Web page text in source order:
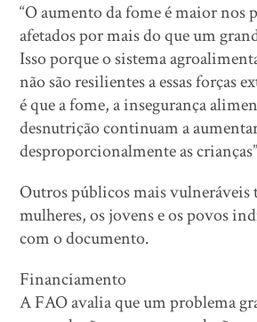
“O aumento da fome é maior nos
afetados por mais do que um
Isso porque o sistema
não são resilientes a essas forças
é que a fome, a insegurança
desnutrição continuam a
desproporcionalmente as
Outros públicos mais vulneráveis
mulheres, os jovens e os povos
com o documento.
Financiamento
A FAO avalia que um problema